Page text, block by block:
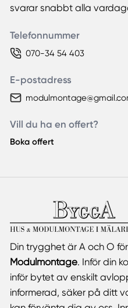
svarar snabbt alla
Telefonnummer
070-34 54 403
E-postadress
Vill du ha en offert?
Boka offert
Din trygghet är A och O
Modulmontage. Inför din
inför bytet av enskilt
informerad, säker på ditt